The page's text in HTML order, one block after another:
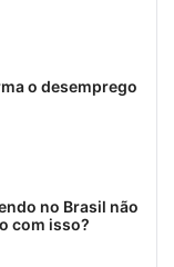
o desemprego
no Brasil não
com isso?